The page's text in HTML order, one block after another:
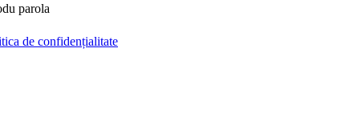
parola
de confidențialitate